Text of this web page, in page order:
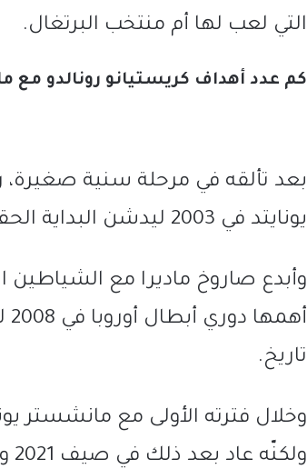
التي لعب لها أم منتخب البرتغال.
كم عدد أهداف كريستيانو رونالدو مع
بعد تألقه في مرحلة سنية صغيرة،
يونايتد في 2003 ليدشن البداية الحقيقية لمسيرته في الدوري الإنجليزي.
وأبدع صاروخ ماديرا مع
تاريخ.
ولكنّه عاد بعد ذلك في صيف 2021 وسجل 27 هدفًا في 54 مباراة.